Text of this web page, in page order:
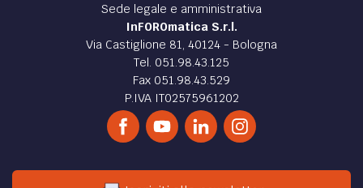
Sede legale e amministrativa
InFOROmatica S.r.l.
Via Castiglione 81, 40124 - Bologna
Tel. 051.98.43.125
Fax 051.98.43.529
P.IVA IT02575961202